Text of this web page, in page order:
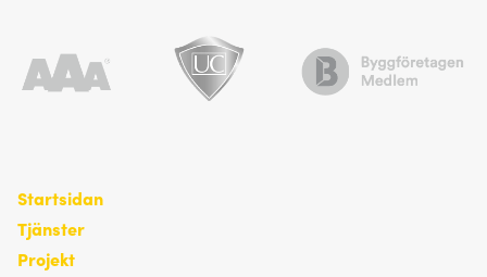
Startsidan
Tjänster
Projekt